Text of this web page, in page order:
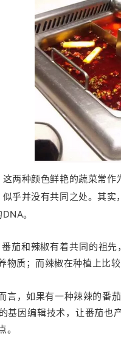
两种颜色鲜艳的蔬菜常
似乎并没有共同之处。其
。
茄和辣椒有着共同的祖
物质；而辣椒在种植上比
言，如果有一种辣辣的番
基因编辑技术，让番茄
。